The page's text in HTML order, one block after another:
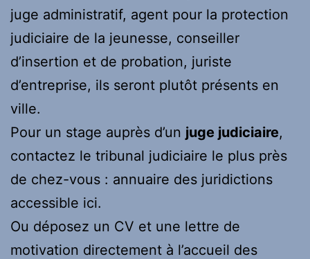
juge administratif, agent pour la protection
judiciaire de la jeunesse, conseiller
d’insertion et de probation, juriste
d’entreprise, ils seront plutôt présents en
ville.
Pour un stage auprès d’un juge judiciaire,
contactez le tribunal judiciaire le plus près
de chez-vous : annuaire des juridictions
accessible ici.
Ou déposez un CV et une lettre de
motivation directement à l’accueil des